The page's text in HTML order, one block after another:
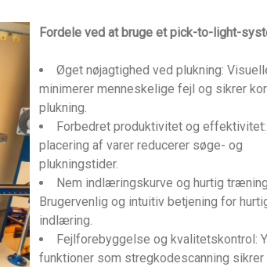
Fordele ved at bruge et pick-to-light-
Øget nøjagtighed ved plukning:
minimerer menneskelige fejl og sikrer
plukning.
Forbedret produktivitet og
placering af varer reducerer søge- og
plukningstider.
Nem indlæringskurve og hurtig
Brugervenlig og intuitiv betjening for
indlæring.
Fejlforebyggelse og kvalitetskontrol:
funktioner som stregkodescanning sikrer